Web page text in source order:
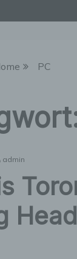
PC
admin